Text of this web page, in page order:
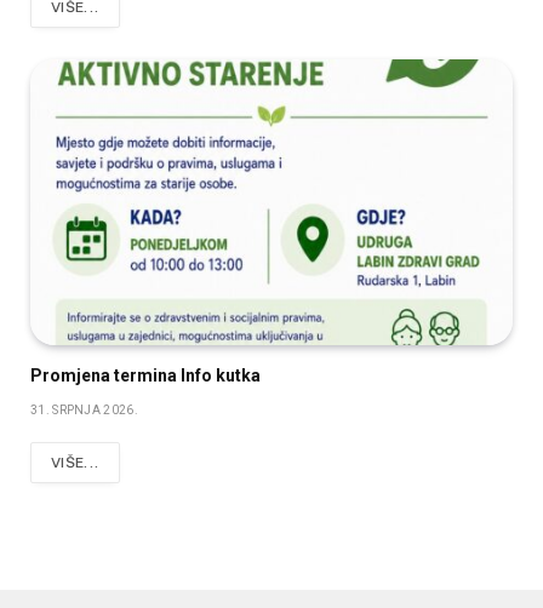
VIŠE...
Promjena termina Info kutka
31. SRPNJA 2026.
VIŠE...